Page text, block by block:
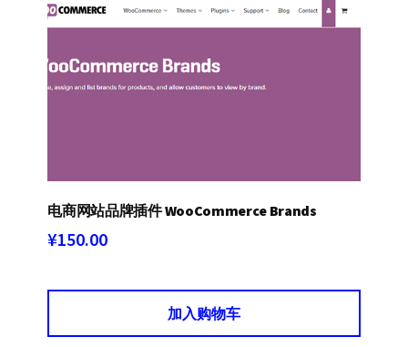
电商网站品牌插件 WooCommerce Brands
¥150.00
加入购物车